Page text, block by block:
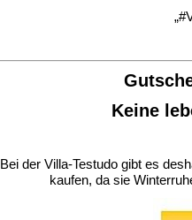
Keine
Bei der Villa-Testudo gibt es
kaufen, da sie